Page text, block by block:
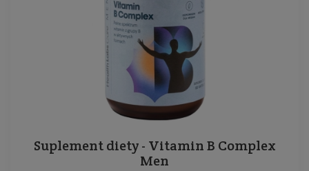
Suplement diety - Vitamin B Complex
Men